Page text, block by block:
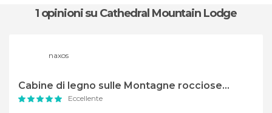
1 opinionisu Cathedral Mountain Lodge
naxos
Cabine di legno sulle Montagne rocciose...
Eccellente